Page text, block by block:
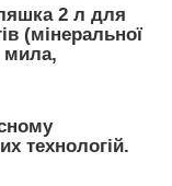
2 л для
(мінеральної
мила,
технологій.